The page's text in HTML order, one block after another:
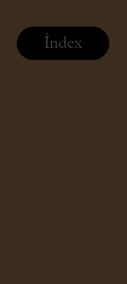
Índex